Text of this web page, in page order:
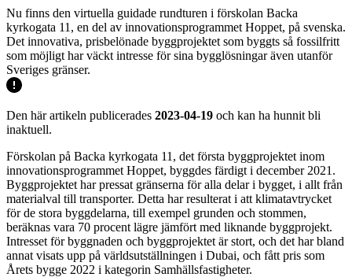
Nu finns den virtuella guidade rundturen i förskolan Backa
kyrkogata 11, en del av innovationsprogrammet Hoppet, på svenska.
Det innovativa, prisbelönade byggprojektet som byggts så fossilfritt
som möjligt har väckt intresse för sina bygglösningar även utanför
Sveriges gränser.
Den här artikeln publicerades 2023-04-19 och kan ha hunnit bli
inaktuell.
Förskolan på Backa kyrkogata 11, det första byggprojektet inom
innovationsprogrammet Hoppet, byggdes färdigt i december 2021.
Byggprojektet har pressat gränserna för alla delar i bygget, i allt från
materialval till transporter. Detta har resulterat i att klimatavtrycket
för de stora byggdelarna, till exempel grunden och stommen,
beräknas vara 70 procent lägre jämfört med liknande byggprojekt.
Intresset för byggnaden och byggprojektet är stort, och det har bland
annat visats upp på världsutställningen i Dubai, och fått pris som
Årets bygge 2022 i kategorin Samhällsfastigheter.